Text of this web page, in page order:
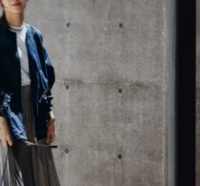
NO
T A
HO
TEL
な
の？
」